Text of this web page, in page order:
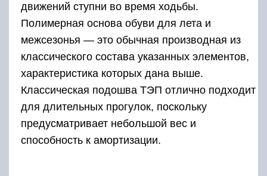
движений ступни во время ходьбы.
Полимерная основа обуви для лета и
межсезонья — это обычная производная из
классического состава указанных элементов,
характеристика которых дана выше.
Классическая подошва ТЭП отлично подходит
для длительных прогулок, поскольку
предусматривает небольшой вес и
способность к амортизации.